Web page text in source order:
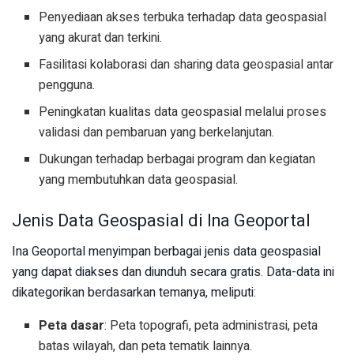
Penyediaan akses terbuka terhadap data geospasial
yang akurat dan terkini.
Fasilitasi kolaborasi dan sharing data geospasial antar
pengguna.
Peningkatan kualitas data geospasial melalui proses
validasi dan pembaruan yang berkelanjutan.
Dukungan terhadap berbagai program dan kegiatan
yang membutuhkan data geospasial.
Jenis Data Geospasial di Ina Geoportal
Ina Geoportal menyimpan berbagai jenis data geospasial
yang dapat diakses dan diunduh secara gratis. Data-data ini
dikategorikan berdasarkan temanya, meliputi:
Peta dasar: Peta topografi, peta administrasi, peta
batas wilayah, dan peta tematik lainnya.